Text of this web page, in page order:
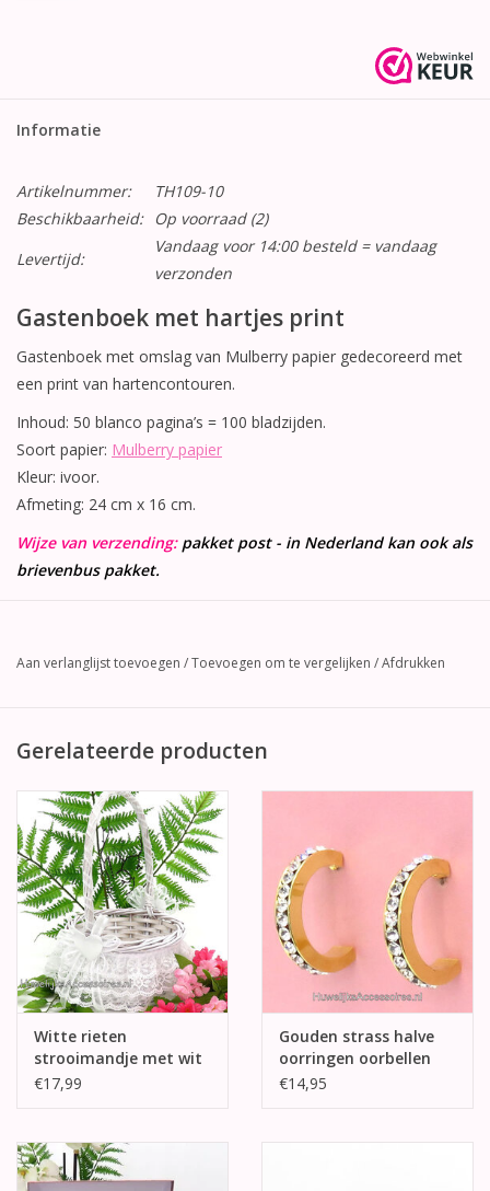
Informatie
Artikelnummer:
TH109-10
Beschikbaarheid:
Op voorraad(2)
Levertijd:
Vandaag voor 14:00 besteld = vandaag
verzonden
Gastenboek met hartjes print
Gastenboek met omslag van Mulberry papier gedecoreerd met
een print van hartencontouren.
Inhoud: 50 blanco pagina’s = 100 bladzijden.
Soort papier: Mulberry papier
Kleur: ivoor.
Afmeting: 24 cm x 16 cm.
Wijze van verzending: pakket post - in Nederland kan ook als
brievenbus pakket.
Aan verlanglijst toevoegen /Toevoegen om te vergelijken /Afdrukken
Gerelateerde producten
Witte rieten
strooimandje met wit
versierd
€17,99
Gouden strass halve
oorringen oorbellen
€14,95